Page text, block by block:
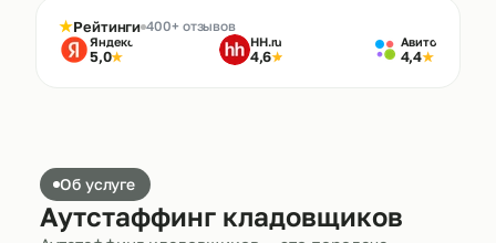
★Рейтинги 400+ отзывов
Яндекс
5,0★
HH.ru
4,6★
Авито
4,4★
Об услуге
Аутстаффинг кладовщиков